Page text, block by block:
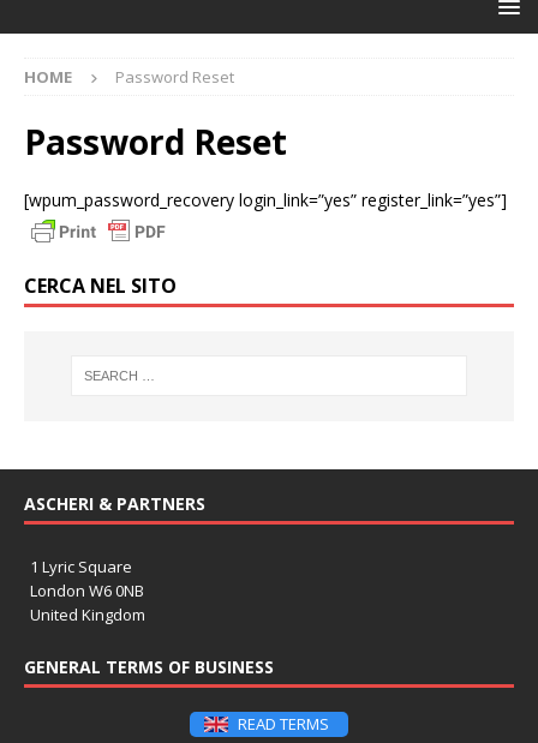
HOME Password Reset
Password Reset
[wpum_password_recovery login_link=”yes” register_link=”yes”]
CERCA NEL SITO
ASCHERI & PARTNERS
1 Lyric Square
London W6 0NB
United Kingdom
GENERAL TERMS OF BUSINESS
READ TERMS